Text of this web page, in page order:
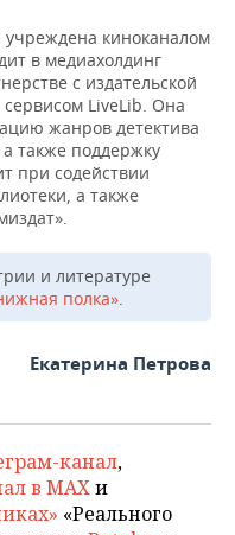
учреждена киноканалом
в медиахолдинг
с издательской
LiveLib. Она
жанров детектива
также поддержку
при содействии
а также
и литературе
полка».
Екатерина Петрова
канал,
в MAXи
«Реального